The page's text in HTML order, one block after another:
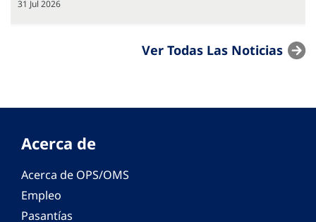
31 Jul 2026
Ver Todas Las Noticias
Acerca de
Acerca de OPS/OMS
Empleo
Pasantías